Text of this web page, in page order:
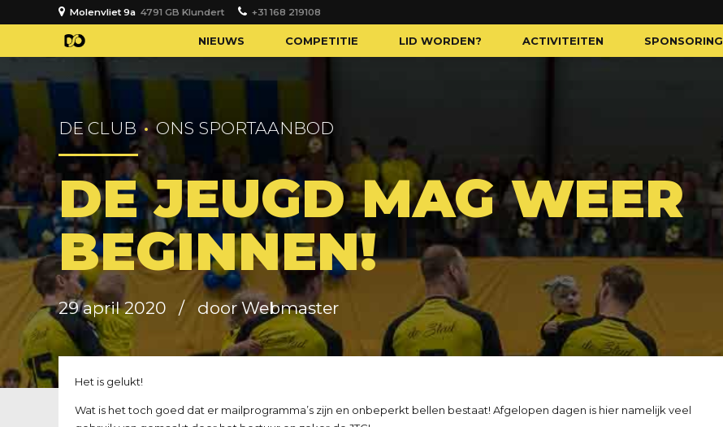
Molenvliet 9a 4791 GB Klundert +31 168 219108
NIEUWS COMPETITIE LID WORDEN? ACTIVITEITEN SPONSORING
DE CLUB ONS SPORTAANBOD
DE JEUGD MAG WEER
BEGINNEN!
29 april 2020 door Webmaster
Het is gelukt!
Wat is het toch goed dat er mailprogramma’s zijn en onbeperkt bellen bestaat! Afgelopen dagen is hier namelijk veel